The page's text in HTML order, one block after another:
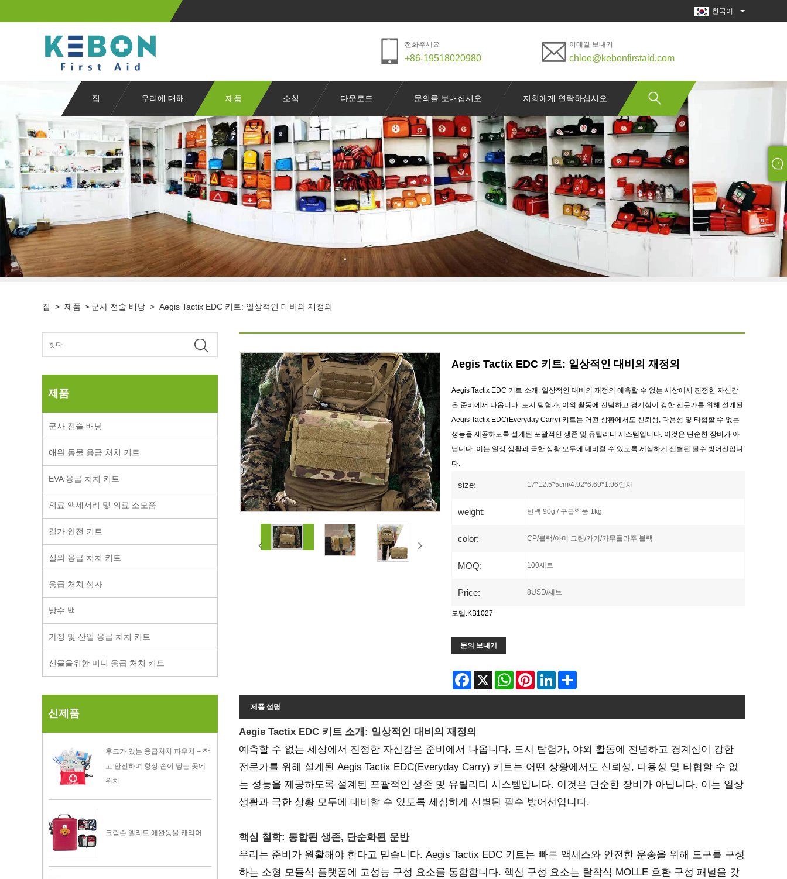
한국어
전화주세요
+86-19518020980
이메일 보내기
chloe@kebonfirstaid.com
집 우리에 대해 제품 소식 다운로드 문의를 보내십시오 저희에게 연락하십시오
집 > 제품 > 군사 전술 배낭 > Aegis Tactix EDC 키트: 일상적인 대비의 재정의
제품
군사 전술 배낭
애완 동물 응급 처치 키트
EVA 응급 처치 키트
의료 액세서리 및 의료 소모품
길가 안전 키트
실외 응급 처치 키트
응급 처치 상자
방수 백
가정 및 산업 응급 처치 키트
선물을위한 미니 응급 처치 키트
신제품
후크가 있는 응급처치 파우치 – 작
고 안전하며 항상 손이 닿는 곳에
위치
크림슨 엘리트 애완동물 캐리어
Aegis Tactix EDC 키트: 일상적인 대비의 재정의
Aegis Tactix EDC 키트 소개: 일상적인 대비의 재정의 예측할 수 없는 세상에서 진정한 자신감
은 준비에서 나옵니다. 도시 탐험가, 야외 활동에 전념하고 경계심이 강한 전문가를 위해 설계된
Aegis Tactix EDC(Everyday Carry) 키트는 어떤 상황에서도 신뢰성, 다용성 및 타협할 수 없는
성능을 제공하도록 설계된 포괄적인 생존 및 유틸리티 시스템입니다. 이것은 단순한 장비가 아
닙니다. 이는 일상 생활과 극한 상황 모두에 대비할 수 있도록 세심하게 선별된 필수 방어선입니
다.
size: 17*12.5*5cm/4.92*6.69*1.96인치
weight: 빈백 90g / 구급약품 1kg
color: CP/블랙/아미 그린/카키/카무플라주 블랙
MOQ: 100세트
Price: 8USD/세트
모델:KB1027
문의 보내기
Facebook
X WhatsAppPinterestLinkedInShare
제품 설명
Aegis Tactix EDC 키트 소개: 일상적인 대비의 재정의
예측할 수 없는 세상에서 진정한 자신감은 준비에서 나옵니다. 도시 탐험가, 야외 활동에 전념하고 경계심이 강한
전문가를 위해 설계된 Aegis Tactix EDC(Everyday Carry) 키트는 어떤 상황에서도 신뢰성, 다용성 및 타협할 수 없
는 성능을 제공하도록 설계된 포괄적인 생존 및 유틸리티 시스템입니다. 이것은 단순한 장비가 아닙니다. 이는 일상
생활과 극한 상황 모두에 대비할 수 있도록 세심하게 선별된 필수 방어선입니다.
핵심 철학: 통합된 생존, 단순화된 운반
우리는 준비가 원활해야 한다고 믿습니다. Aegis Tactix EDC 키트는 빠른 액세스와 안전한 운송을 위해 도구를 구성
하는 소형 모듈식 플랫폼에 고성능 구성 요소를 통합합니다. 핵심 구성 요소는 탈착식 MOLLE 호환 구성 패널을 갖